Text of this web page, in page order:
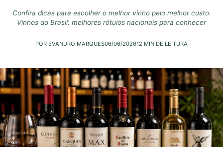
Confira dicas para escolher o melhor vinho pelo melhor custo.
Vinhos do Brasil: melhores rótulos nacionais para conhecer
POR EVANDRO MARQUES06/06/202612 MIN DE LEITURA